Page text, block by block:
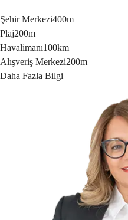
Şehir Merkezi400m
Plaj200m
Havalimanı100km
Alışveriş Merkezi200m
Daha Fazla Bilgi